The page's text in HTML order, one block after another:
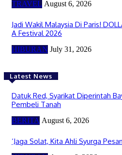
TRAVEL August 6, 2026
Jadi Wakil Malaysia Di Paris!
A Festival 2026
HIBURAN July 31, 2026
Latest News
Datuk Red, Syarikat Diperintah
Pembeli Tanah
BERITA August 6, 2026
‘Jaga Solat, Kita Ahli Syurga